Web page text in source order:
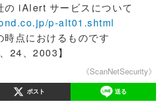
iAlert サービスについて
p-alt01.shtml
点におけるものです
24、2003】
《ScanNetSecurity》
ポスト 送る